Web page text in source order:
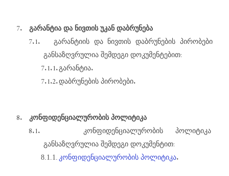
7. გარანტია და ნივთის უკან დაბრუნება
7.1. გარანტიის და ნივთის დაბრუნების
პირობები
განსაზღვრულია შემდეგი დოკუმენტებით:
7.1.1.გარანტია.
7.1.2.დაბრუნების პირობები.
8. კონფიდენციალურობის პოლიტიკა
8.1. კონფიდენციალურობის
პოლიტიკა
განსაზღვრულია შემდეგი დოკუმენტით:
8.1.1. კონფიდენციალურობის პოლიტიკა.